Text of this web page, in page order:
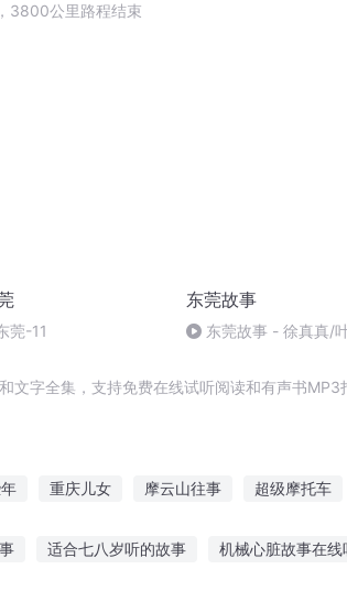
3800公里路程结束
莞-11
东莞故事
东莞故事 - 徐真真/
字全集，支持免费在线试听阅读和有声书MP3
重庆儿女 摩云山往事 超级摩托车
适合七八岁听的故事 机械心脏故事在线